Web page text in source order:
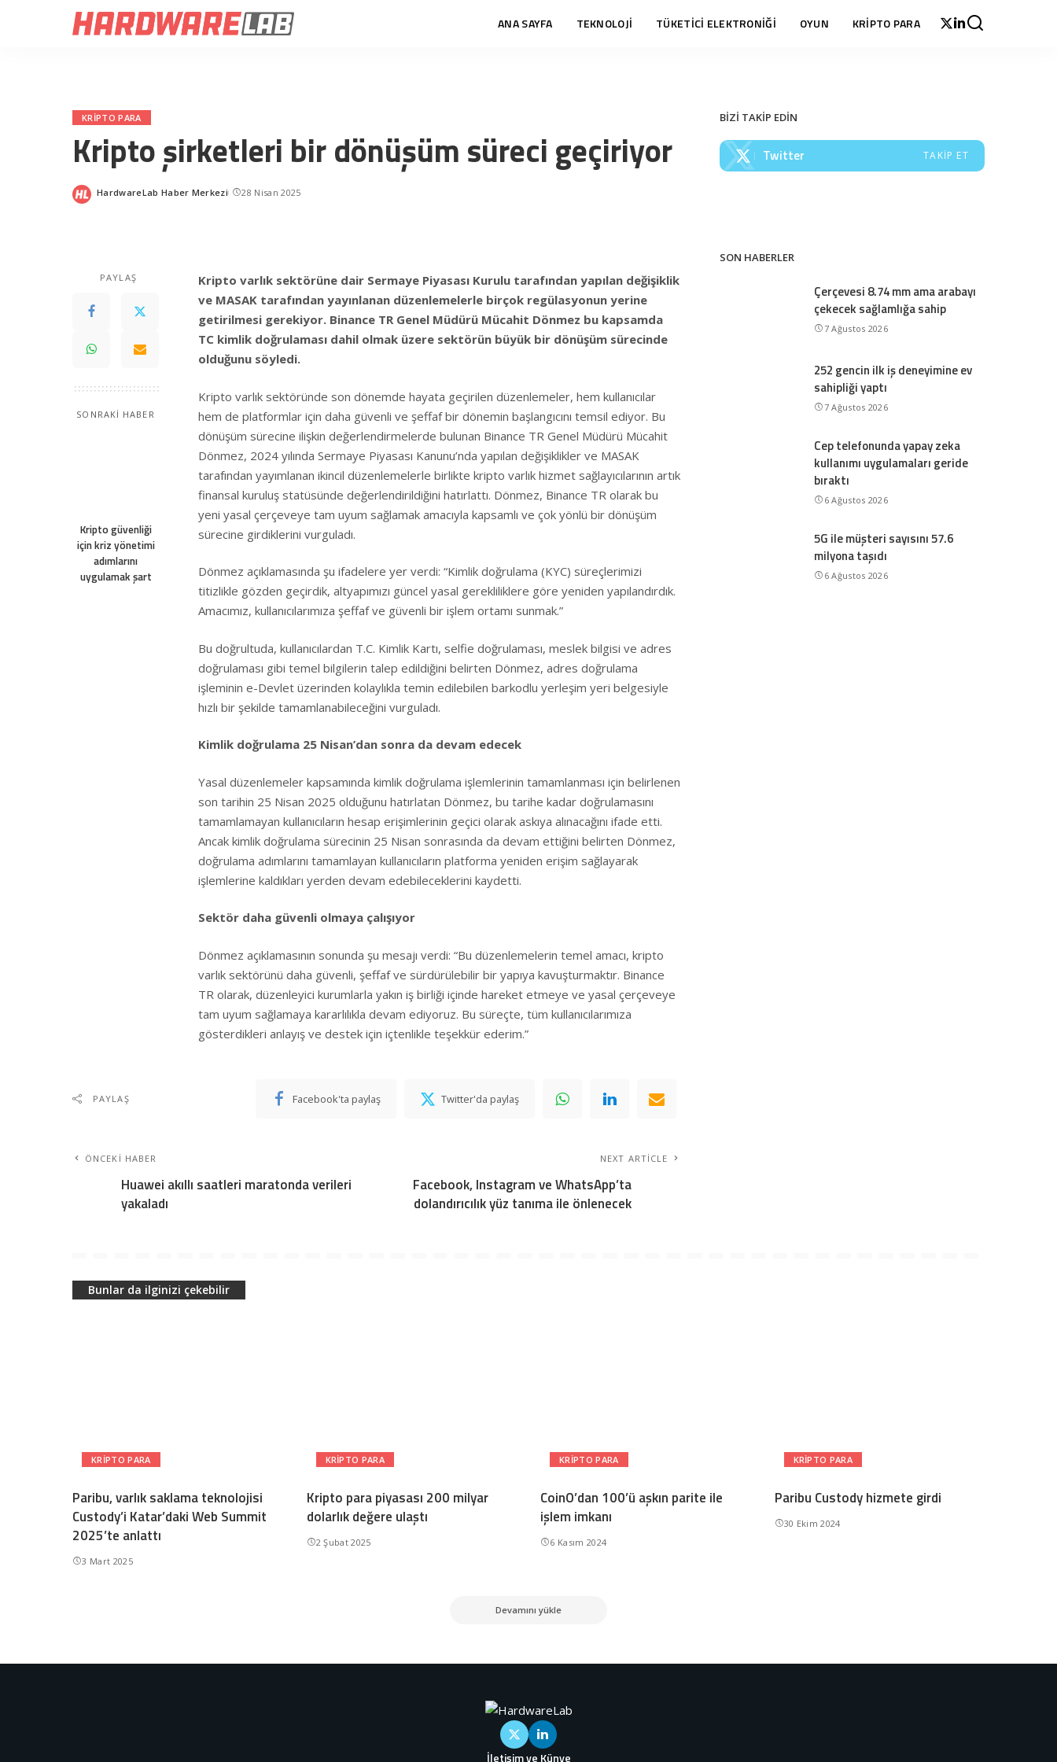
ANA SAYFA TEKNOLOJİ TÜKETİCİ ELEKTRONİĞİ OYUN KRİPTO PARA
KRIPTO PARA
Kripto şirketleri bir dönüşüm süreci geçiriyor
Posted
HardwareLab Haber Merkezi 28 Nisan 2025
PAYLAŞ
SONRAKİ HABER
Kripto güvenliği
için kriz yönetimi
adımlarını
uygulamak şart
Kripto varlık sektörüne dair Sermaye Piyasası Kurulu tarafından yapılan değişiklik
ve MASAK tarafından yayınlanan düzenlemelerle birçok regülasyonun yerine
getirilmesi gerekiyor. Binance TR Genel Müdürü Mücahit Dönmez bu kapsamda
TC kimlik doğrulaması dahil olmak üzere sektörün büyük bir dönüşüm sürecinde
olduğunu söyledi.
Kripto varlık sektöründe son dönemde hayata geçirilen düzenlemeler, hem kullanıcılar
hem de platformlar için daha güvenli ve şeffaf bir dönemin başlangıcını temsil ediyor. Bu
dönüşüm sürecine ilişkin değerlendirmelerde bulunan Binance TR Genel Müdürü Mücahit
Dönmez, 2024 yılında Sermaye Piyasası Kanunu’nda yapılan değişiklikler ve MASAK
tarafından yayımlanan ikincil düzenlemelerle birlikte kripto varlık hizmet sağlayıcılarının artık
finansal kuruluş statüsünde değerlendirildiğini hatırlattı. Dönmez, Binance TR olarak bu
yeni yasal çerçeveye tam uyum sağlamak amacıyla kapsamlı ve çok yönlü bir dönüşüm
sürecine girdiklerini vurguladı.
Dönmez açıklamasında şu ifadelere yer verdi: “Kimlik doğrulama (KYC) süreçlerimizi
titizlikle gözden geçirdik, altyapımızı güncel yasal gerekliliklere göre yeniden yapılandırdık.
Amacımız, kullanıcılarımıza şeffaf ve güvenli bir işlem ortamı sunmak.”
Bu doğrultuda, kullanıcılardan T.C. Kimlik Kartı, selfie doğrulaması, meslek bilgisi ve adres
doğrulaması gibi temel bilgilerin talep edildiğini belirten Dönmez, adres doğrulama
işleminin e-Devlet üzerinden kolaylıkla temin edilebilen barkodlu yerleşim yeri belgesiyle
hızlı bir şekilde tamamlanabileceğini vurguladı.
Kimlik doğrulama 25 Nisan’dan sonra da devam edecek
Yasal düzenlemeler kapsamında kimlik doğrulama işlemlerinin tamamlanması için belirlenen
son tarihin 25 Nisan 2025 olduğunu hatırlatan Dönmez, bu tarihe kadar doğrulamasını
tamamlamayan kullanıcıların hesap erişimlerinin geçici olarak askıya alınacağını ifade etti.
Ancak kimlik doğrulama sürecinin 25 Nisan sonrasında da devam ettiğini belirten Dönmez,
doğrulama adımlarını tamamlayan kullanıcıların platforma yeniden erişim sağlayarak
işlemlerine kaldıkları yerden devam edebileceklerini kaydetti.
Sektör daha güvenli olmaya çalışıyor
Dönmez açıklamasının sonunda şu mesajı verdi: “Bu düzenlemelerin temel amacı, kripto
varlık sektörünü daha güvenli, şeffaf ve sürdürülebilir bir yapıya kavuşturmaktır. Binance
TR olarak, düzenleyici kurumlarla yakın iş birliği içinde hareket etmeye ve yasal çerçeveye
tam uyum sağlamaya kararlılıkla devam ediyoruz. Bu süreçte, tüm kullanıcılarımıza
gösterdikleri anlayış ve destek için içtenlikle teşekkür ederim.”
PAYLAŞ Facebook'ta paylaş Twitter'da paylaş
ÖNCEKI HABER
Huawei akıllı saatleri maratonda verileri
yakaladı
NEXT ARTICLE
Facebook, Instagram ve WhatsApp’ta
dolandırıcılık yüz tanıma ile önlenecek
BİZİ TAKİP EDİN
Twitter TAKIP ET
SON HABERLER
Çerçevesi 8.74 mm ama arabayı
çekecek sağlamlığa sahip
7 Ağustos 2026
252 gencin ilk iş deneyimine ev
sahipliği yaptı
7 Ağustos 2026
Cep telefonunda yapay zeka
kullanımı uygulamaları geride
bıraktı
6 Ağustos 2026
5G ile müşteri sayısını 57.6
milyona taşıdı
6 Ağustos 2026
Bunlar da ilginizi çekebilir
KRIPTO PARA
Paribu, varlık saklama teknolojisi
Custody’i Katar’daki Web Summit
2025’te anlattı
3 Mart 2025
KRIPTO PARA
Kripto para piyasası 200 milyar
dolarlık değere ulaştı
2 Şubat 2025
KRIPTO PARA
CoinO’dan 100’ü aşkın parite ile
işlem imkanı
6 Kasım 2024
KRIPTO PARA
Paribu Custody hizmete girdi
30 Ekim 2024
Devamını yükle
İletişim ve Künye